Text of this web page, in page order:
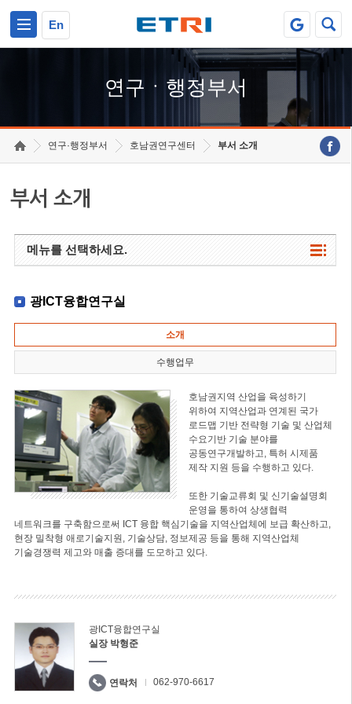
En
연구ㆍ행정부서
연구·행정부서 호남권연구센터 부서 소개
부서 소개
메뉴를 선택하세요.
광ICT융합연구실
소개
수행업무
호남권지역 산업을 육성하기
위하여 지역산업과 연계된 국가
로드맵 기반 전략형 기술 및 산업체
수요기반 기술 분야를
공동연구개발하고, 특허 시제품
제작 지원 등을 수행하고 있다.
또한 기술교류회 및 신기술설명회
운영을 통하여 상생협력
네트워크를 구축함으로써 ICT 융합 핵심기술을 지역산업체에 보급 확산하고,
현장 밀착형 애로기술지원, 기술상담, 정보제공 등을 통해 지역산업체
기술경쟁력 제고와 매출 증대를 도모하고 있다.
광ICT융합연구실
실장 박형준
연락처 062-970-6617